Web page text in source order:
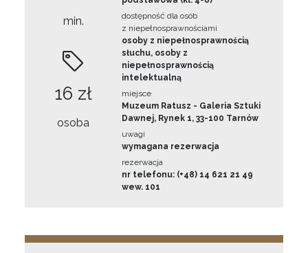
min.
16 zł
osoba
dostępność dla osób
z niepełnosprawnościami
osoby z niepełnosprawnością
słuchu, osoby z
niepełnosprawnością
intelektualną
miejsce
Muzeum Ratusz - Galeria Sztuki
Dawnej, Rynek 1, 33-100 Tarnów
uwagi
wymagana rezerwacja
rezerwacja
nr telefonu: (+48) 14 621 21 49
wew. 101